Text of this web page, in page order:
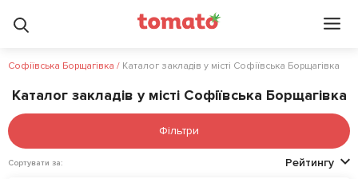
Софіївська Борщагівка / Каталог закладів у місті Софіївська Борщагівка
Каталог закладів у місті Софіївська Борщагівка
Фільтри
Сортувати за: Рейтингу